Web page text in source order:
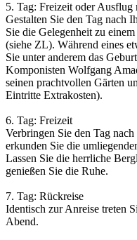
5. Tag: Freizeit oder Ausflug
Gestalten Sie den Tag nach
Sie die Gelegenheit zu
(siehe ZL). Während eines
Sie unter anderem das
Komponisten Wolfgang
seinen prachtvollen Gärten
Eintritte Extrakosten).
6. Tag: Freizeit
Verbringen Sie den Tag
erkunden Sie die
Lassen Sie die herrliche
genießen Sie die Ruhe.
7. Tag: Rückreise
Identisch zur Anreise treten
Abend.